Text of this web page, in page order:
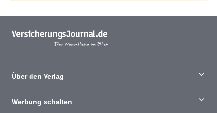
Über den Verlag
Werbung schalten